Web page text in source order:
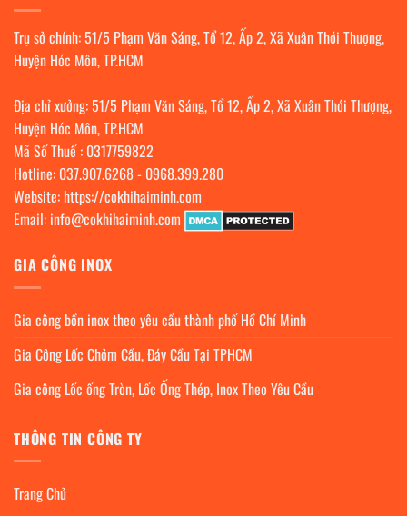
Trụ sở chính: 51/5 Phạm Văn Sáng, Tổ 12, Ấp 2, Xã Xuân Thới Thượng,
Huyện Hóc Môn, TP.HCM
Địa chỉ xưởng: 51/5 Phạm Văn Sáng, Tổ 12, Ấp 2, Xã Xuân Thới Thượng,
Huyện Hóc Môn, TP.HCM
Mã Số Thuế : 0317759822
Hotline: 037.907.6268- 0968.399.280
Website: https://cokhihaiminh.com
Email: info@cokhihaiminh.com
GIA CÔNG INOX
Gia công bồn inox theo yêu cầu thành phố Hồ Chí Minh
Gia Công Lốc Chỏm Cầu, Đáy Cầu Tại TPHCM
Gia công Lốc ống Tròn, Lốc Ống Thép, Inox Theo Yêu Cầu
THÔNG TIN CÔNG TY
Trang Chủ